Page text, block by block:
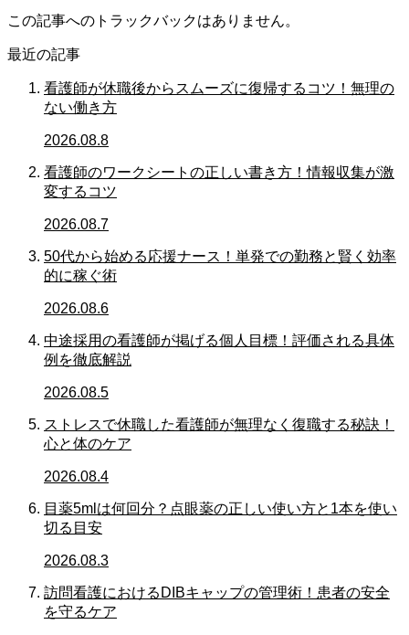
この記事へのトラックバックはありません。
最近の記事
看護師が休職後からスムーズに復帰するコツ！無理の
ない働き方
2026.08.8
看護師のワークシートの正しい書き方！情報収集が激
変するコツ
2026.08.7
50代から始める応援ナース！単発での勤務と賢く効率
的に稼ぐ術
2026.08.6
中途採用の看護師が掲げる個人目標！評価される具体
例を徹底解説
2026.08.5
ストレスで休職した看護師が無理なく復職する秘訣！
心と体のケア
2026.08.4
目薬5mlは何回分？点眼薬の正しい使い方と1本を使い
切る目安
2026.08.3
訪問看護におけるDIBキャップの管理術！患者の安全
を守るケア